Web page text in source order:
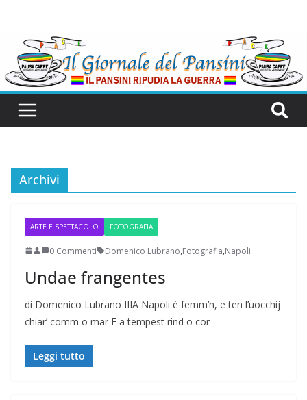
Archivi
ARTE E SPETTACOLO FOTOGRAFIA
0 Commenti Domenico Lubrano,Fotografia,Napoli
Undae frangentes
di Domenico Lubrano IIIA Napoli é femm’n, e ten l’uocchij
chiar’ comm o mar E a tempest rind o cor
Leggi tutto